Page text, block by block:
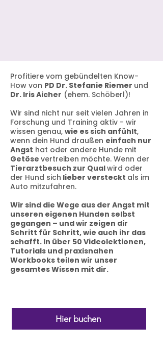
Profitiere vom gebündelten Know-
How von PD Dr. Stefanie Riemer und
Dr. Iris Aicher (ehem. Schöberl)!
Wir sind nicht nur seit vielen Jahren in
Forschung und Training aktiv - wir
wissen genau, wie es sich anfühlt,
wenn dein Hund draußen einfach nur
Angst hat oder andere Hunde mit
Getöse vertreiben möchte. Wenn der
Tierarztbesuch zur Qualwird oder
der Hund sich lieber versteckt als im
Auto mitzufahren.
Wir sind die Wege aus der Angst mit
unseren eigenen Hunden selbst
gegangen – und wir zeigen dir
Schritt für Schritt, wie auch ihr das
schafft. In über 50 Videolektionen,
Tutorials und praxisnahen
Workbooks teilen wir unser
gesamtes Wissen mit dir.
Hier buchen